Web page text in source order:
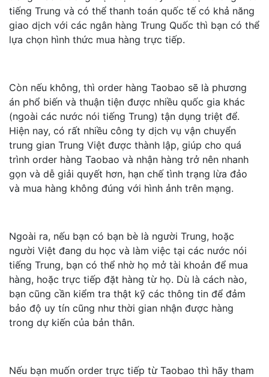
tiếng Trung và có thể thanh toán quốc tế có khả năng
giao dịch với các ngân hàng Trung Quốc thì bạn có thể
lựa chọn hình thức mua hàng trực tiếp.
Còn nếu không, thì order hàng Taobao sẽ là phương
án phổ biến và thuận tiện được nhiều quốc gia khác
(ngoài các nước nói tiếng Trung) tận dụng triệt để.
Hiện nay, có rất nhiều công ty dịch vụ vận chuyển
trung gian Trung Việt được thành lập, giúp cho quá
trình order hàng Taobao và nhận hàng trở nên nhanh
gọn và dễ giải quyết hơn, hạn chế tình trạng lừa đảo
và mua hàng không đúng với hình ảnh trên mạng.
Ngoài ra, nếu bạn có bạn bè là người Trung, hoặc
người Việt đang du học và làm việc tại các nước nói
tiếng Trung, bạn có thể nhờ họ mở tài khoản để mua
hàng, hoặc trực tiếp đặt hàng từ họ. Dù là cách nào,
bạn cũng cần kiểm tra thật kỹ các thông tin để đảm
bảo độ uy tín cũng như thời gian nhận được hàng
trong dự kiến của bản thân.
Nếu bạn muốn order trực tiếp từ Taobao thì hãy tham